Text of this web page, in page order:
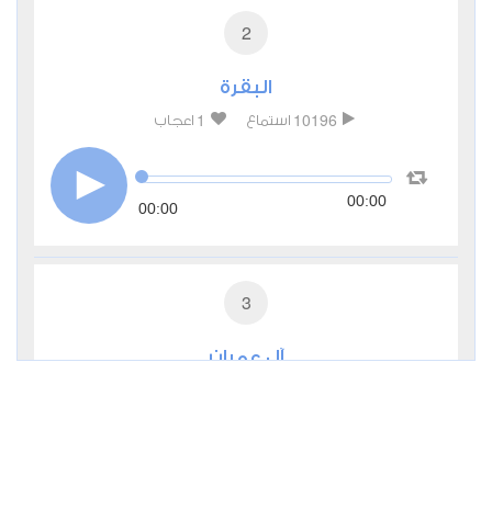
2
البقرة
10196 استماع 1 اعجاب
00:00 00:00
3
آل عمران